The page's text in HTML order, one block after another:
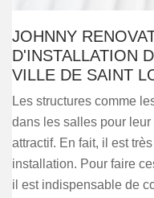
JOHNNY
D'INSTALLATION
VILLE DE SAINT
Les structures comme
dans les salles pour
attractif. En fait, il est
installation. Pour faire
il est indispensable de